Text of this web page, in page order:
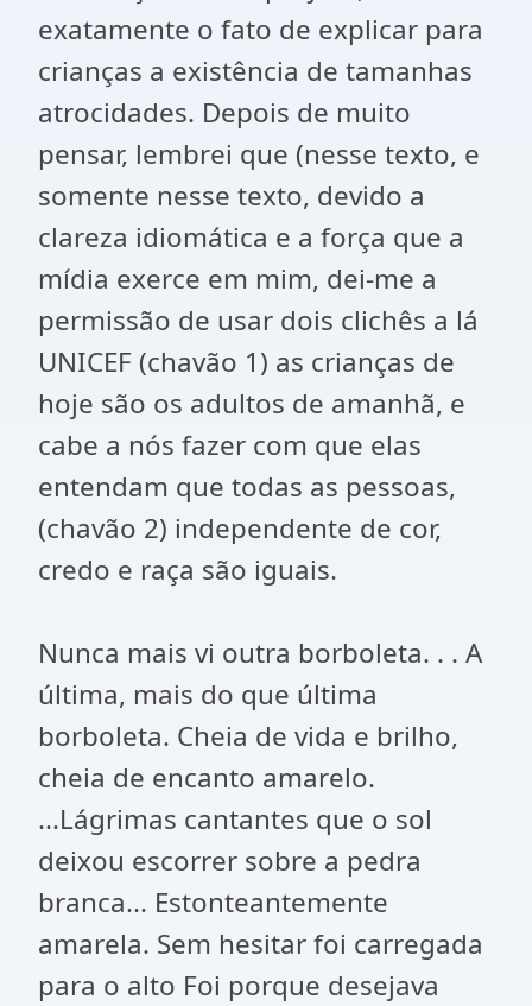
exatamente o fato de explicar para
crianças a existência de tamanhas
atrocidades. Depois de muito
pensar, lembrei que (nesse texto, e
somente nesse texto, devido a
clareza idiomática e a força que a
mídia exerce em mim, dei-me a
permissão de usar dois clichês a lá
UNICEF (chavão 1) as crianças de
hoje são os adultos de amanhã, e
cabe a nós fazer com que elas
entendam que todas as pessoas,
(chavão 2) independente de cor,
credo e raça são iguais.
Nunca mais vi outra borboleta. . . A
última, mais do que última
borboleta. Cheia de vida e brilho,
cheia de encanto amarelo.
...Lágrimas cantantes que o sol
deixou escorrer sobre a pedra
branca... Estonteantemente
amarela. Sem hesitar foi carregada
para o alto Foi porque desejava